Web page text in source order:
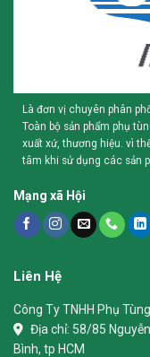
Là đơn vị chuyên phân
Toàn bộ sản phẩm phụ
xuất xứ, thương hiệu. vì
tâm khi sử dụng các sản
Mạng xã Hội
Liên Hệ
Công Ty TNHH Phụ
Địa chỉ: 58/85
Bình, tp HCM